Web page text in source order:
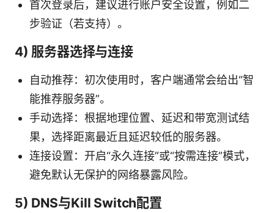
首次登录后，建议进行账户安全设置，例如二
步验证（若支持）。
4) 服务器选择与连接
自动推荐：初次使用时，客户端通常会给出“智
能推荐服务器”。
手动选择：根据地理位置、延迟和带宽测试结
果，选择距离最近且延迟较低的服务器。
连接设置：开启“永久连接”或“按需连接”模式，
避免默认无保护的网络暴露风险。
5) DNS与Kill Switch配置